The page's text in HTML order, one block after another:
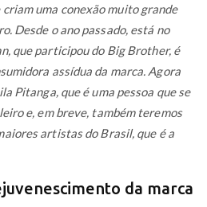
uma conexão muito grande
Desde o ano passado, está no
que participou do Big Brother, é
assídua da marca. Agora
Pitanga, que é uma pessoa que se
e, em breve, também teremos
artistas do Brasil, que é a
da marca